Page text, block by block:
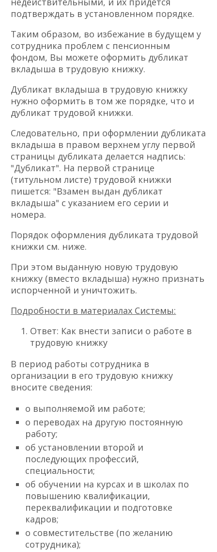
подтверждать в установленном порядке.
Таким образом, во избежание в будущем у
сотрудника проблем с пенсионным
фондом, Вы можете оформить дубликат
вкладыша в трудовую книжку.
Дубликат вкладыша в трудовую книжку
нужно оформить в том же порядке, что и
дубликат трудовой книжки.
Следовательно, при оформлении дубликата
вкладыша в правом верхнем углу первой
страницы дубликата делается надпись:
"Дубликат". На первой странице
(титульном листе) трудовой книжки
пишется: "Взамен выдан дубликат
вкладыша" с указанием его серии и
номера.
Порядок оформления дубликата трудовой
книжки см. ниже.
При этом выданную новую трудовую
книжку (вместо вкладыша) нужно признать
испорченной и уничтожить.
Подробности в материалах Системы:
Ответ: Как внести записи о работе в
трудовую книжку
В период работы сотрудника в
организации в его трудовую книжку
вносите сведения:
о выполняемой им работе;
о переводах на другую постоянную
работу;
об установлении второй и
последующих профессий,
специальности;
об обучении на курсах и в школах по
повышению квалификации,
переквалификации и подготовке
кадров;
о совместительстве (по желанию
сотрудника);